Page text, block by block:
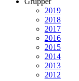
2019
2018
2017
2016
2015
2014
2013
2012